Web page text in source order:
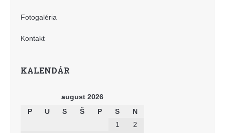
Fotogaléria
Kontakt
KALENDÁR
august 2026
P
U S Š P S N
1
2